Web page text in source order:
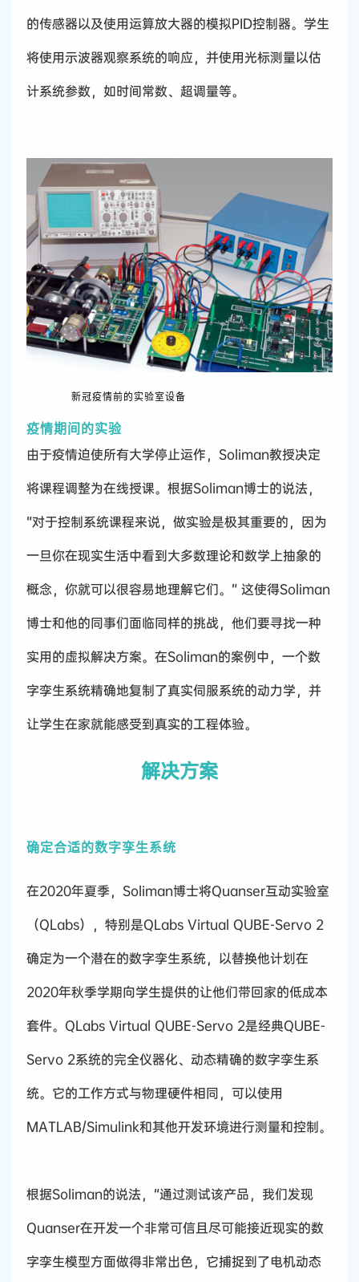
的传感器以及使用运算放大器的模拟PID控制器。学生
将使用示波器观察系统的响应，并使用光标测量以估
计系统参数，如时间常数、超调量等。
新冠疫情前的实验室设备
疫情期间的实验
由于疫情迫使所有大学停止运作，Soliman教授决定
将课程调整为在线授课。根据Soliman博士的说法，
“对于控制系统课程来说，做实验是极其重要的，因为
一旦你在现实生活中看到大多数理论和数学上抽象的
概念，你就可以很容易地理解它们。” 这使得Soliman
博士和他的同事们面临同样的挑战，他们要寻找一种
实用的虚拟解决方案。在Soliman的案例中，一个数
字孪生系统精确地复制了真实伺服系统的动力学，并
让学生在家就能感受到真实的工程体验。
解决方案
确定合适的数字孪生系统
在2020年夏季，Soliman博士将Quanser互动实验室
（QLabs），特别是QLabs Virtual QUBE-Servo 2
确定为一个潜在的数字孪生系统，以替换他计划在
2020年秋季学期向学生提供的让他们带回家的低成本
套件。QLabs Virtual QUBE-Servo 2是经典QUBE-
Servo 2系统的完全仪器化、动态精确的数字孪生系
统。它的工作方式与物理硬件相同，可以使用
MATLAB/Simulink和其他开发环境进行测量和控制。
根据Soliman的说法，“通过测试该产品，我们发现
Quanser在开发一个非常可信且尽可能接近现实的数
字孪生模型方面做得非常出色，它捕捉到了电机动态